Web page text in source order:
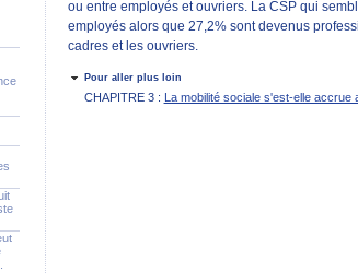
ou entre employés et ouvriers. La CSP qui
employés alors que 27,2% sont devenus
cadres et les ouvriers.
Pour aller plus loin
CHAPITRE 3 : La mobilité sociale s'est-elle accrue